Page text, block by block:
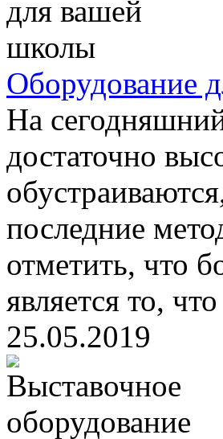
Оборудование
На
достаточно
последние
отметить, что
является то,
25.05.2019